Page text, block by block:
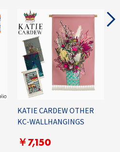
KATIE CARDEW OTHER
KC-WALLHANGINGS
￥7,150